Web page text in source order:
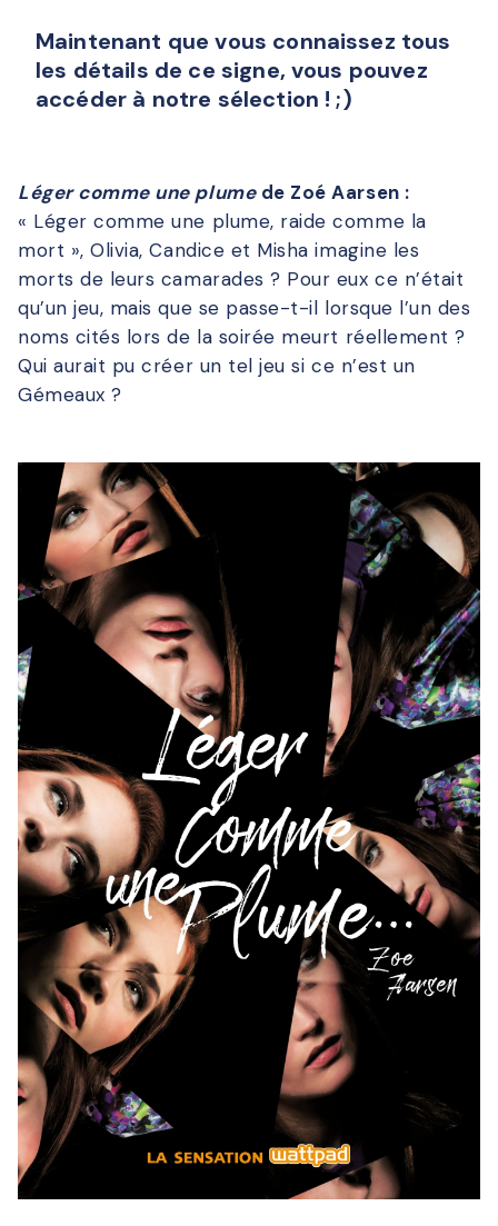
Maintenant que vous connaissez tous
les détails de ce signe, vous pouvez
accéder à notre sélection ! ;)
Léger comme une plumede Zoé Aarsen :
« Léger comme une plume, raide comme la
mort », Olivia, Candice et Misha imagine les
morts de leurs camarades ? Pour eux ce n’était
qu’un jeu, mais que se passe-t-il lorsque l’un des
noms cités lors de la soirée meurt réellement ?
Qui aurait pu créer un tel jeu si ce n’est un
Gémeaux ?